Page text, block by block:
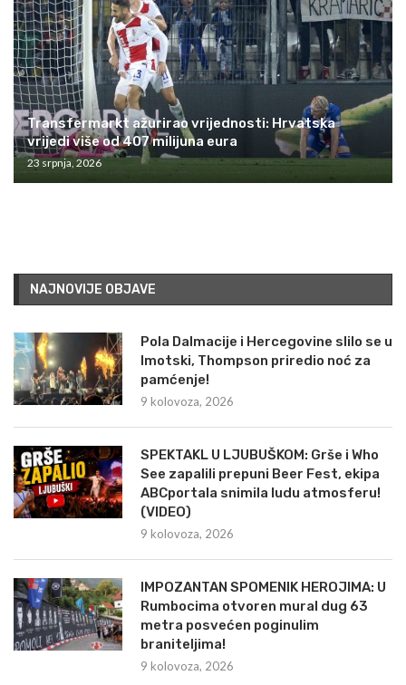
Transfermarkt ažurirao vrijednosti: Hrvatska
vrijedi više od 407 milijuna eura
23 srpnja, 2026
NAJNOVIJE OBJAVE
Pola Dalmacije i Hercegovine slilo se u
Imotski, Thompson priredio noć za
pamćenje!
9 kolovoza, 2026
SPEKTAKL U LJUBUŠKOM: Grše i Who
See zapalili prepuni Beer Fest, ekipa
ABCportala snimila ludu atmosferu!
(VIDEO)
9 kolovoza, 2026
IMPOZANTAN SPOMENIK HEROJIMA: U
Rumbocima otvoren mural dug 63
metra posvećen poginulim
braniteljima!
9 kolovoza, 2026